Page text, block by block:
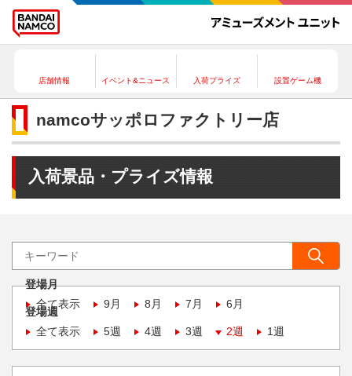
店舗情報 イベント&ニュース 入荷プライズ 設置ゲーム機
namcoサッポロファクトリー店
入荷景品・プライズ情報
登場月
全て表示
9月 8月 7月 6月
登場週
全て表示
5週 4週 3週 2週 1週